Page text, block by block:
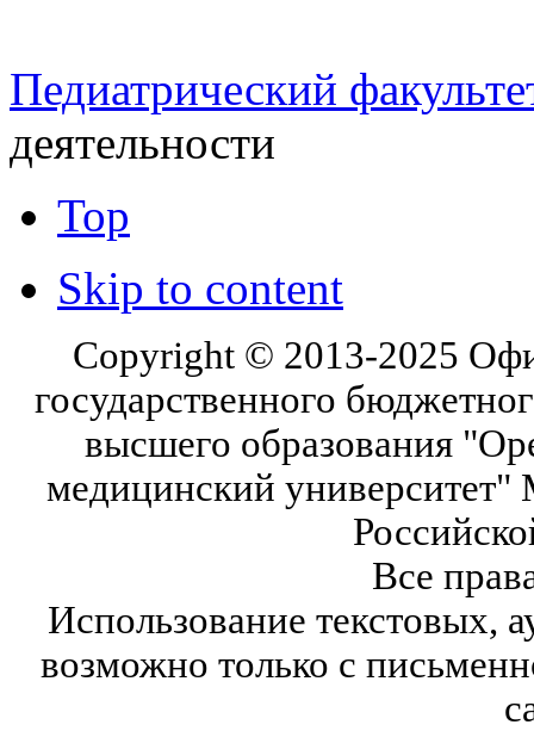
Педиатрический
деятельности
Top
Skip to content
Copyright © 2013-2025
государственного
высшего образования
медицинский университет"
Все
Использование текстовых,
возможно только с